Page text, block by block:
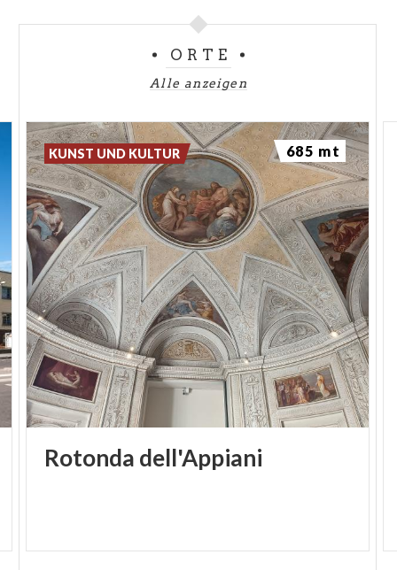
ORTE
Alle anzeigen
Rotonda dell'Appiani
KUNST UND KULTUR 685 mt